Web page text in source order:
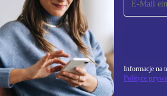
Informacje na
Polityce
newsletter!
Nie przegap żadnej
REFURBED POLSKA -